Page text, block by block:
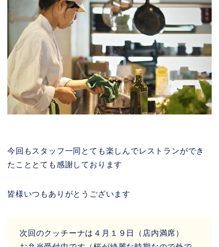
今回もスタッフ一同とても楽しんでレストランができ
たこととても感謝しております
皆様いつもありがとうございます
次回のクッチーナは４月１９日（店内満席）